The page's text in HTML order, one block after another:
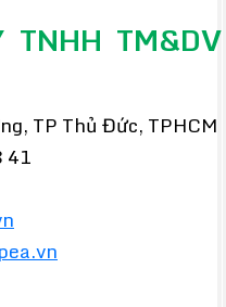
TNHH TM&DV
TP Thủ Đức, TPHCM
41